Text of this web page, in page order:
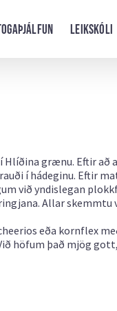
Leikskóli
Hlíðina grænu. Eftir að
í hádeginu. Eftir
við yndislegan
Allar skemmtu
eða kornflex
höfum það mjög gott,